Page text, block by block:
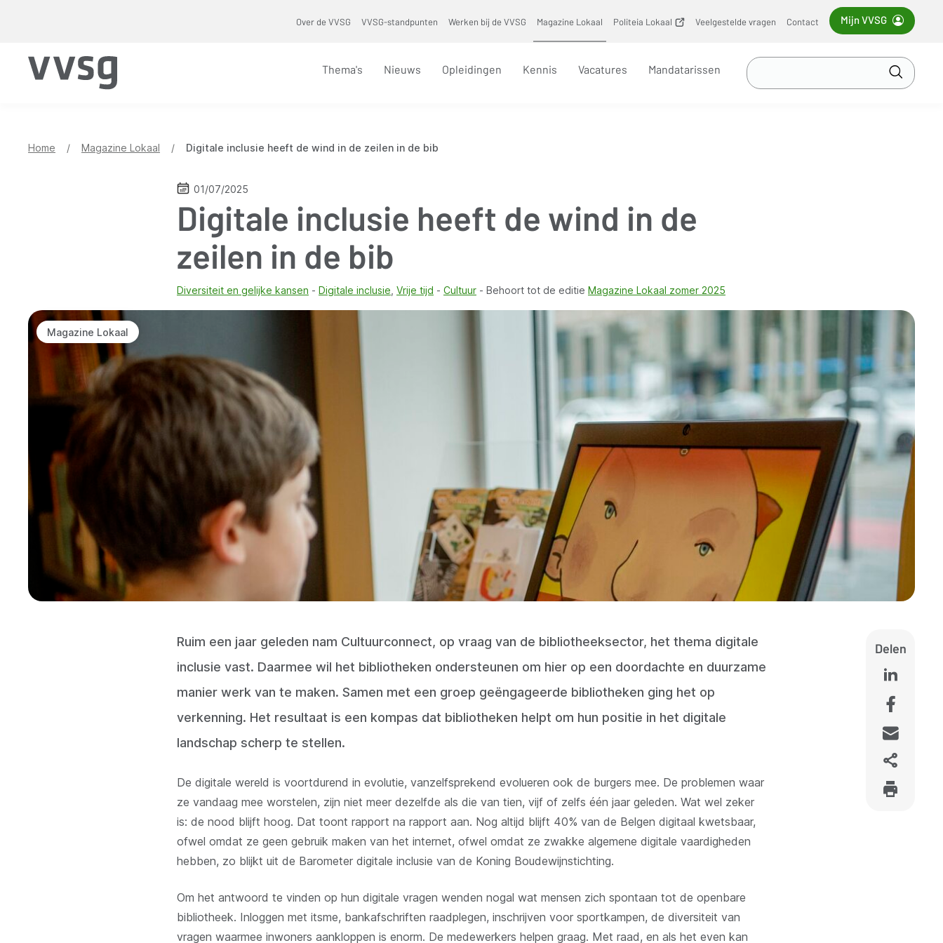
Over de VVSG VVSG-standpunten Werken bij de VVSG Magazine Lokaal Politeia Lokaal
(opent
Veelgestelde vragen Contact Mijn VVSG
Thema's Nieuws Opleidingen Kennis Vacatures Mandatarissen
Zoek
in
Home / Magazine Lokaal / Digitale inclusie heeft de wind in de zeilen in de bib
01/07/2025
Digitale inclusie heeft de wind in de
zeilen in de bib
Diversiteit en gelijke kansen Digitale inclusie Vrije tijd Cultuur Behoort tot de editie Magazine Lokaal zomer 2025
Magazine Lokaal
Ruim een jaar geleden nam Cultuurconnect, op vraag van de bibliotheeksector, het thema digitale
inclusie vast. Daarmee wil het bibliotheken ondersteunen om hier op een doordachte en duurzame
manier werk van te maken. Samen met een groep geëngageerde bibliotheken ging het op
verkenning. Het resultaat is een kompas dat bibliotheken helpt om hun positie in het digitale
landschap scherp te stellen.
De digitale wereld is voortdurend in evolutie, vanzelfsprekend evolueren ook de burgers mee. De problemen waar
ze vandaag mee worstelen, zijn niet meer dezelfde als die van tien, vijf of zelfs één jaar geleden. Wat wel zeker
is: de nood blijft hoog. Dat toont rapport na rapport aan. Nog altijd blijft 40% van de Belgen digitaal kwetsbaar,
ofwel omdat ze geen gebruik maken van het internet, ofwel omdat ze zwakke algemene digitale vaardigheden
hebben, zo blijkt uit de Barometer digitale inclusie van de Koning Boudewijnstichting.
Om het antwoord te vinden op hun digitale vragen wenden nogal wat mensen zich spontaan tot de openbare
bibliotheek. Inloggen met itsme, bankafschriften raadplegen, inschrijven voor sportkampen, de diversiteit van
vragen waarmee inwoners aankloppen is enorm. De medewerkers helpen graag. Met raad, en als het even kan
Delen